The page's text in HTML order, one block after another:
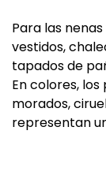
Para las
vestidos,
tapados de
En colores,
morados,
representan